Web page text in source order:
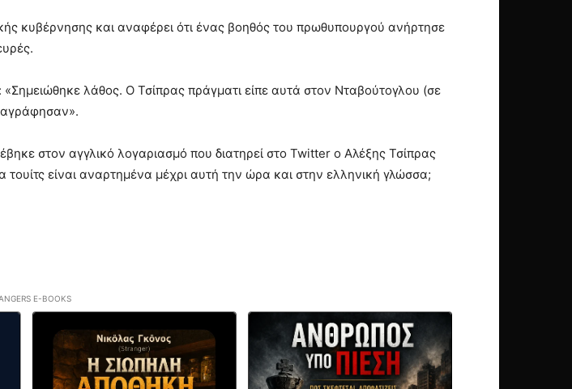
κυβέρνησης και αναφέρει ότι ένας βοηθός του πρωθυπουργού ανήρτησε
λάθος. Ο Τσίπρας πράγματι είπε αυτά στον Νταβούτογλου (σε
στον αγγλικό λογαριασμό που διατηρεί στο Twitter ο Αλέξης Τσίπρας
τουίτς είναι αναρτημένα μέχρι αυτή την ώρα και στην ελληνική γλώσσα;
E-BOOKS